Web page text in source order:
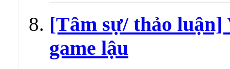
[Tâm sự/ thảo luận]
game lậu